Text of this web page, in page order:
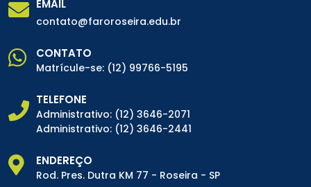
EMAIL
contato@faroroseira.edu.br
CONTATO
Matrícule-se: (12) 99766-5195
TELEFONE
Administrativo: (12) 3646-2071
Administrativo: (12) 3646-2441
ENDEREÇO
Rod. Pres. Dutra KM 77 - Roseira - SP